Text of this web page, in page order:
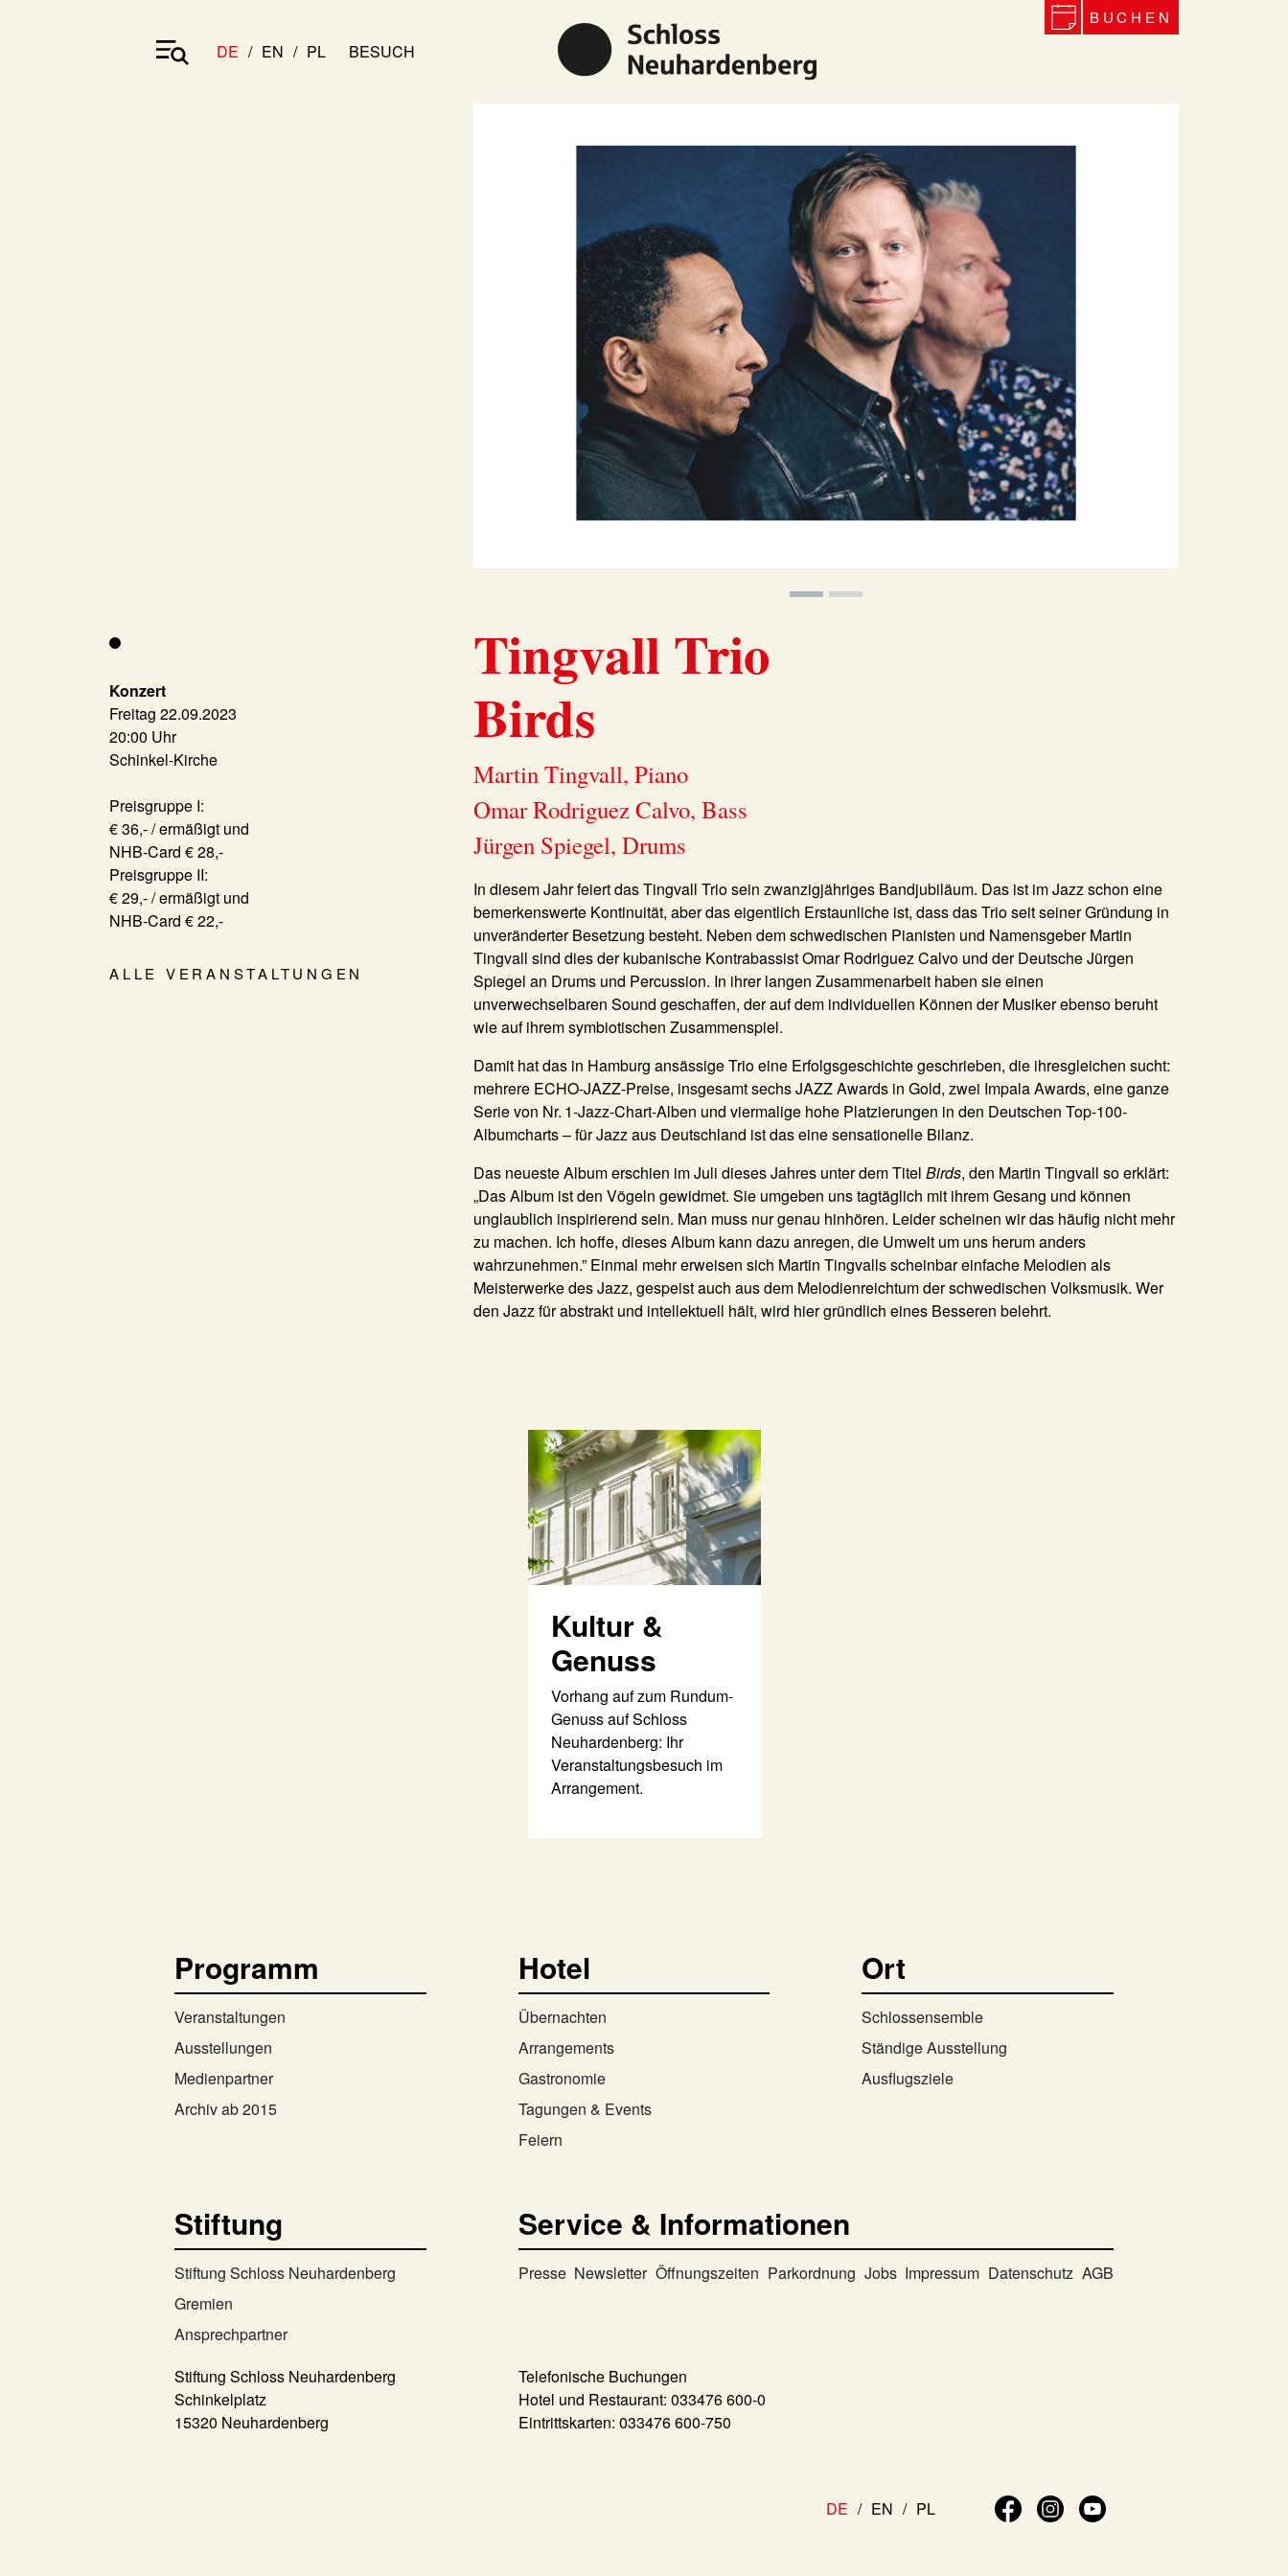
DE EN PL BESUCH
BUCHEN
Previous
Konzert
Freitag 22.09.2023
20:00 Uhr
Schinkel-Kirche
Preisgruppe I:
€ 36,- / ermäßigt und
NHB-Card € 28,-
Preisgruppe II:
€ 29,- / ermäßigt und
NHB-Card € 22,-
ALLE VERANSTALTUNGEN
Tingvall Trio
Birds
Martin Tingvall, Piano
Omar Rodriguez Calvo, Bass
Jürgen Spiegel, Drums
In diesem Jahr feiert dasTingvall Triosein zwanzigjähriges Bandjubiläum. Das ist im Jazz schon eine
bemerkenswerte Kontinuität, aber das eigentlich Erstaunliche ist, dass das Trio seit seiner Gründung in
unveränderter Besetzung besteht. Neben dem schwedischen Pianisten und NamensgeberMartin
Tingvall sind dies der kubanische KontrabassistOmar Rodriguez Calvo und der DeutscheJürgen
Spiegel an Drums und Percussion. In ihrer langen Zusammenarbeit haben sie einen
unverwechselbaren Sound geschaffen, der auf dem individuellen Können der Musiker ebenso beruht
wie auf ihrem symbiotischen Zusammenspiel.
Damit hat das in Hamburg ansässige Trio eine Erfolgsgeschichte geschrieben, die ihresgleichen sucht:
mehrere ECHO-JAZZ-Preise, insgesamt sechs JAZZ Awards in Gold, zwei Impala Awards, eine ganze
Serie von Nr. 1-Jazz-Chart-Alben und viermalige hohe Platzierungen in den Deutschen Top-100-
Albumcharts – für Jazz aus Deutschland ist das eine sensationelle Bilanz.
Das neueste Album erschien im Juli dieses Jahres unter dem Titel Birds, den Martin Tingvall so erklärt:
„Das Album ist den Vögeln gewidmet. Sie umgeben uns tagtäglich mit ihrem Gesang und können
unglaublich inspirierend sein. Man muss nur genau hinhören. Leider scheinen wir das häufig nicht mehr
zu machen. Ich hoffe, dieses Album kann dazu anregen, die Umwelt um uns herum anders
wahrzunehmen.” Einmal mehr erweisen sich Martin Tingvalls scheinbar einfache Melodien als
Meisterwerke des Jazz, gespeist auch aus dem Melodienreichtum der schwedischen Volksmusik. Wer
den Jazz für abstrakt und intellektuell hält, wird hier gründlich eines Besseren belehrt.
Kultur &
Genuss
Vorhang auf zum Rundum-
Genuss auf Schloss
Neuhardenberg: Ihr
Veranstaltungsbesuch im
Arrangement.
Programm
Veranstaltungen
Ausstellungen
Medienpartner
Archiv ab 2015
Hotel
Übernachten
Arrangements
Gastronomie
Tagungen & Events
Feiern
Ort
Schlossensemble
Ständige Ausstellung
Ausflugsziele
Stiftung
Stiftung Schloss Neuhardenberg
Gremien
Ansprechpartner
Service & Informationen
Presse Newsletter Öffnungszeiten Parkordnung Jobs Impressum Datenschutz AGB
Stiftung Schloss Neuhardenberg
Schinkelplatz
15320 Neuhardenberg
Telefonische Buchungen
Hotel und Restaurant: 033476 600-0
Eintrittskarten: 033476 600-750
DE EN PL